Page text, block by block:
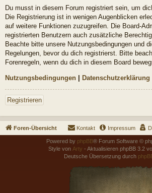
Du musst in diesem Forum registriert sein, um
Die Registrierung ist in wenigen Augenblicken
auf weitere Funktionen zuzugreifen. Die Board-
registrierten Benutzern auch zusätzliche
Beachte bitte unsere Nutzungsbedingungen und
Regelungen, bevor du dich registrierst. Bitte
Forenregeln, wenn du dich in diesem Board
Nutzungsbedingungen | Datenschutzerklärung
Registrieren
Foren-Übersicht Impressum
Kontakt
Powered by phpBB® Forum Software ©
Style von Arty - Aktualisieren phpBB 3.2
Deutsche Übersetzung durch